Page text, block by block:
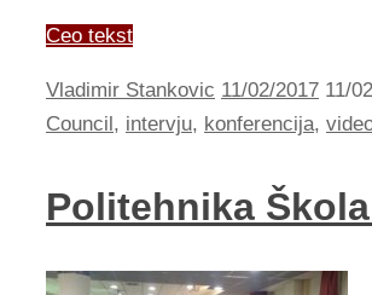
Ceo tekst
Vladimir Stankovic 11/02/2017 11/
Council , intervju, konferencija,
Politehnika